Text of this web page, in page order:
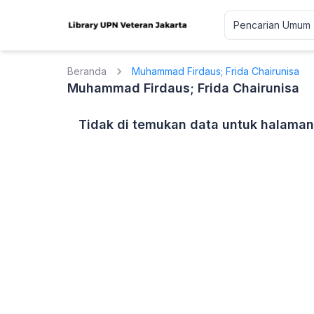
Beranda Muhammad Firdaus; Frida Chairunisa
Muhammad Firdaus; Frida Chairunisa
Tidak di temukan data untuk